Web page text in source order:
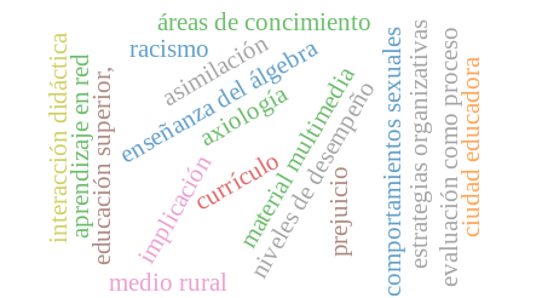
currículo
implicación
axiología
material multimedia
enseñanza del álgebra comportamientos sexuales
educación superior, niveles de desempeño
áreas de concimiento
aprendizaje en red estrategias organizativasevaluación como proceso
asimilación
racismo
prejuicio
interacción didáctica
medio rural
ciudad educadora